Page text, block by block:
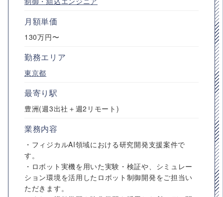
月額単価
130万円〜
勤務エリア
東京都
最寄り駅
豊洲(週3出社＋週2リモート)
業務内容
・フィジカルAI領域における研究開発支援案件で
す。
・ロボット実機を用いた実験・検証や、シミュレー
ション環境を活用したロボット制御開発をご担当い
ただきます。